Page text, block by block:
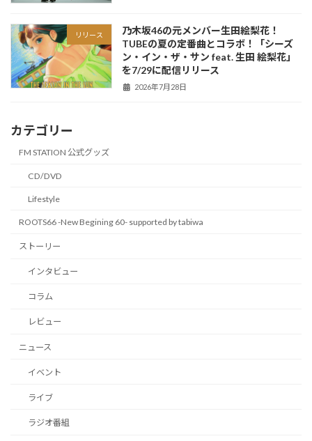
リリース
乃木坂46の元メンバー生田絵梨花！
TUBEの夏の定番曲とコラボ！「シーズ
ン・イン・ザ・サン feat. 生田 絵梨花」
を7/29に配信リリース
2026年7月28日
カテゴリー
FM STATION 公式グッズ
CD/DVD
Lifestyle
ROOTS66 -New Begining 60- supported by tabiwa
ストーリー
インタビュー
コラム
レビュー
ニュース
イベント
ライブ
ラジオ番組